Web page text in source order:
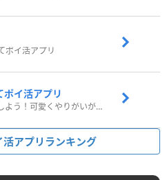
ポイ活アプリ
ポイ活アプリ
ペットを育ってポイ活しよう！可愛くやりがいがある新感覚アプリ
活アプリランキング